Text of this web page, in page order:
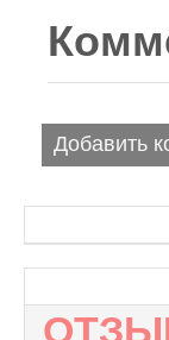
Добавить